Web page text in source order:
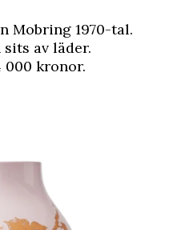
Mobring 1970-tal.
av läder.
000 kronor.